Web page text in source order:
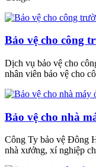
Bảo vệ cho công
Dịch vụ bảo vệ cho
nhân viên bảo vệ cho
Bảo vệ cho nhà
Công Ty bảo vệ Đông
nhà xưởng, xí nghiệp